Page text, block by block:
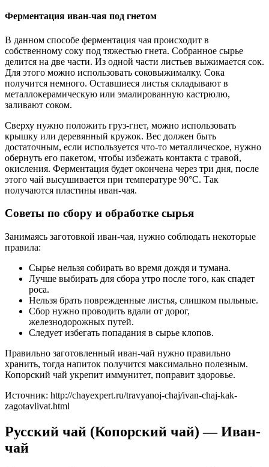
Ферментация иван-чая под гнетом
В данном способе ферментация чая происходит в
собственному соку под тяжестью гнета. Собранное сырье
делится на две части. Из одной части листьев выжимается сок.
Для этого можно использовать соковыжималку. Сока
получится немного. Оставшиеся листья складывают в
металлокерамическую или эмалированную кастрюлю,
заливают соком.
Сверху нужно положить груз-гнет, можно использовать
крышку или деревянный кружок. Вес должен быть
достаточным, если используется что-то металлическое, нужно
обернуть его пакетом, чтобы избежать контакта с травой,
окисления. Ферментация будет окончена через три дня, после
этого чай высушивается при температуре 90°С. Так
получаются пластины иван-чая.
Советы по сбору и обработке сырья
Занимаясь заготовкой иван-чая, нужно соблюдать некоторые
правила:
Сырье нельзя собирать во время дождя и тумана.
Лучше выбирать для сбора утро после того, как спадет
роса.
Нельзя брать поврежденные листья, слишком пыльные.
Сбор нужно проводить вдали от дорог,
железнодорожных путей.
Следует избегать попадания в сырье клопов.
Правильно заготовленный иван-чай нужно правильно
хранить, тогда напиток получится максимально полезным.
Копорский чай укрепит иммунитет, поправит здоровье.
Источник: http://chayexpert.ru/travyanoj-chaj/ivan-chaj-kak-
zagotavlivat.html
Русский чай (Копорский чай) — Иван-
чай